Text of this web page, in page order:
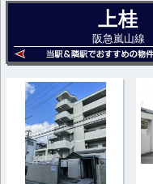
上桂
阪急嵐山線